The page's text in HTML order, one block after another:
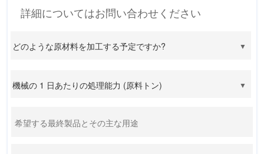
詳細についてはお問い合わせください